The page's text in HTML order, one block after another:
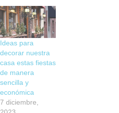
Ideas para
decorar nuestra
casa estas fiestas
de manera
sencilla y
económica
7 diciembre,